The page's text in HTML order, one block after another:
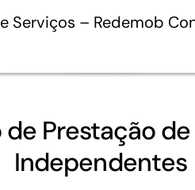
Serviços – Redemob
Prestação
Independentes